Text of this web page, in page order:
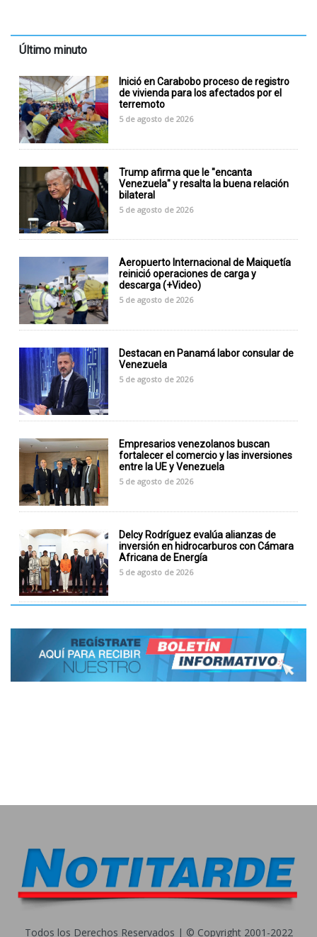
Último minuto
Inició en Carabobo proceso de registro
de vivienda para los afectados por el
terremoto
5 de agosto de 2026
Trump afirma que le "encanta
Venezuela" y resalta la buena relación
bilateral
5 de agosto de 2026
Aeropuerto Internacional de Maiquetía
reinició operaciones de carga y
descarga (+Video)
5 de agosto de 2026
Destacan en Panamá labor consular de
Venezuela
5 de agosto de 2026
Empresarios venezolanos buscan
fortalecer el comercio y las inversiones
entre la UE y Venezuela
5 de agosto de 2026
Delcy Rodríguez evalúa alianzas de
inversión en hidrocarburos con Cámara
Africana de Energía
5 de agosto de 2026
Todos los Derechos Reservados | © Copyright 2001-2022